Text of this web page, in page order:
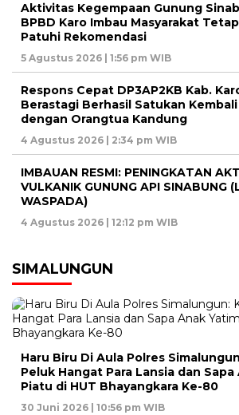
Aktivitas Kegempaan Gunung
BPBD Karo Imbau Masyarakat
Patuhi Rekomendasi
5 Agustus 2026 | 1:56 pm WIB
Respons Cepat DP3AP2KB Kab.
Berastagi Berhasil Satukan
dengan Orangtua Kandung
4 Agustus 2026 | 2:34 pm WIB
IMBAUAN RESMI: PENINGKATAN
VULKANIK GUNUNG API SINABUNG
WASPADA)
4 Agustus 2026 | 12:12 pm WIB
SIMALUNGUN
Haru Biru Di Aula Polres
Peluk Hangat Para Lansia dan Sapa
Piatu di HUT Bhayangkara Ke-80
30 Juni 2026 | 10:56 pm WIB